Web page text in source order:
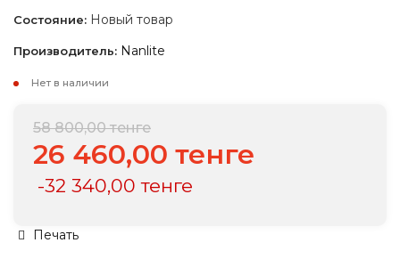
Состояние: Новый товар
Производитель: Nanlite
Нет в наличии
58 800,00 тенге
26 460,00 тенге
-32 340,00 тенге
Печать